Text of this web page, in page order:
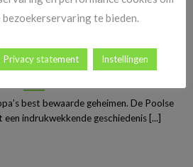
ontdek de verrassende charme van
best bewaarde geheimen. De Poolse
indrukwekkende geschiedenis [...]
te bieden.
Privacy statement Instellingen